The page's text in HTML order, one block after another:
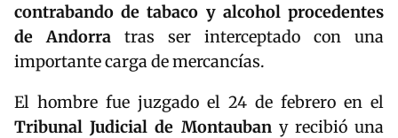
contrabando de tabaco y alcohol procedentes
de Andorra tras ser interceptado con una
importante carga de mercancías.
El hombre fue juzgado el 24 de febrero en el
Tribunal Judicial de Montaubany recibió una